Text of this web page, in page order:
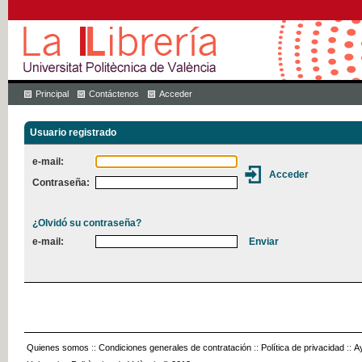
Principal Contáctenos Acceder
Usuario registrado
e-mail:
Contraseña:
¿Olvidó su contraseña?
e-mail:
Quienes somos :: Condiciones generales de contratación :: Política de privacidad ::